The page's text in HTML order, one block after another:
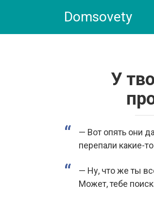
Domsovety
У
— Вот опять они
перепали какие-
— Ну, что же ты
Может, тебе